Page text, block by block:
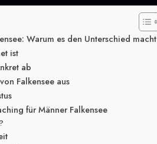
Warum es den Unterschied macht
ist
ab
Falkensee aus
für Männer Falkensee